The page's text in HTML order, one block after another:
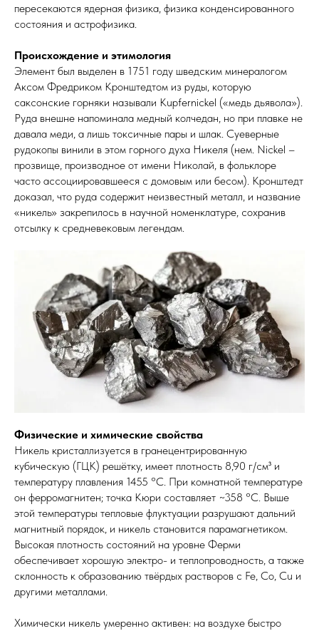
пересекаются ядерная физика, физика конденсированного
состояния и астрофизика.
Происхождение и этимология
Элемент был выделен в 1751 году шведским минералогом
Аксом Фредриком Кронштедтом из руды, которую
саксонские горняки называли Kupfernickel («медь дьявола»).
Руда внешне напоминала медный колчедан, но при плавке не
давала меди, а лишь токсичные пары и шлак. Суеверные
рудокопы винили в этом горного духа Никеля (нем. Nickel –
прозвище, производное от имени Николай, в фольклоре
часто ассоциировавшееся с домовым или бесом). Кронштедт
доказал, что руда содержит неизвестный металл, и название
«никель» закрепилось в научной номенклатуре, сохранив
отсылку к средневековым легендам.
Физические и химические свойства
Никель кристаллизуется в гранецентрированную
кубическую (ГЦК) решётку, имеет плотность 8,90 г/см³ и
температуру плавления 1455 °C. При комнатной температуре
он ферромагнитен; точка Кюри составляет ~358 °C. Выше
этой температуры тепловые флуктуации разрушают дальний
магнитный порядок, и никель становится парамагнетиком.
Высокая плотность состояний на уровне Ферми
обеспечивает хорошую электро- и теплопроводность, а также
склонность к образованию твёрдых растворов с Fe, Co, Cu и
другими металлами.
Химически никель умеренно активен: на воздухе быстро